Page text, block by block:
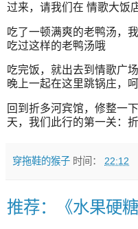
过来，请我们在 情歌大饭
吃了一顿满爽的老鸭汤，
吃过这样的老鸭汤哦
吃完饭，就出去到情歌广
晚上一起在这里跳锅庄，
回到折多河宾馆，修整一
天，我们此行的第一关：折
穿拖鞋的猴子 时间： 22:12
推荐：《水果硬糖